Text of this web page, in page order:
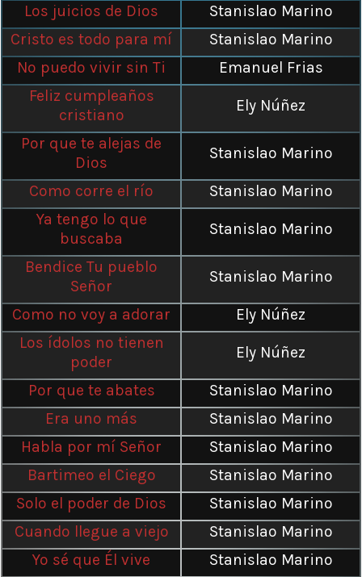
Los juicios de Dios
Stanislao Marino
Cristo es todo para mí
Stanislao Marino
No puedo vivir sin Ti
Emanuel Frias
Feliz cumpleaños
cristiano
Ely Núñez
Por que te alejas de
Dios
Stanislao Marino
Como corre el río
Stanislao Marino
Ya tengo lo que
buscaba
Stanislao Marino
Bendice Tu pueblo
Señor
Stanislao Marino
Como no voy a adorar
Ely Núñez
Los ídolos no tienen
poder
Ely Núñez
Por que te abates
Stanislao Marino
Era uno más
Stanislao Marino
Habla por mí Señor
Stanislao Marino
Bartimeo el Ciego
Stanislao Marino
Solo el poder de Dios
Stanislao Marino
Cuando llegue a viejo
Stanislao Marino
Yo sé que Él vive
Stanislao Marino